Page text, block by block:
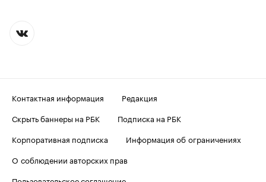
Контактная информация
Редакция
Скрыть баннеры на РБК
Подписка на РБК
Корпоративная подписка
Информация об ограничениях
О соблюдении авторских прав